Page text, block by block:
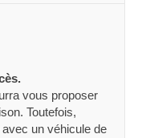
vous proposer
Toutefois,
un véhicule de